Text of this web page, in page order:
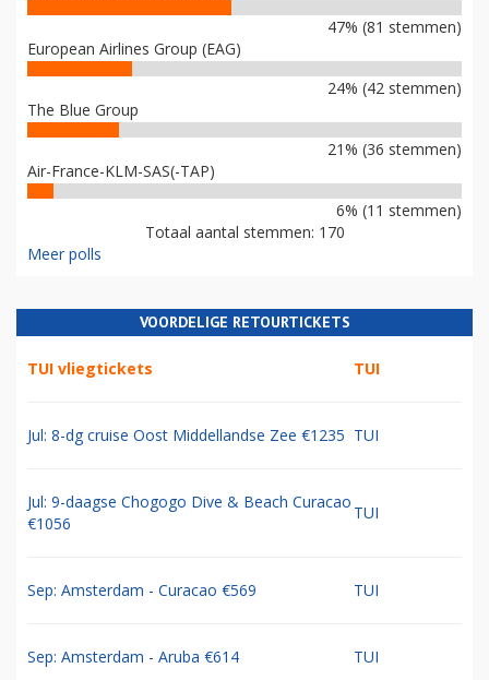
47% (81 stemmen)
European Airlines Group (EAG)
24% (42 stemmen)
The Blue Group
21% (36 stemmen)
Air-France-KLM-SAS(-TAP)
6% (11 stemmen)
Totaal aantal stemmen: 170
Meer polls
VOORDELIGE RETOURTICKETS
TUI vliegtickets TUI
Jul: 8-dg cruise Oost Middellandse Zee €1235 TUI
Jul: 9-daagse Chogogo Dive & Beach Curacao
€1056
TUI
Sep: Amsterdam - Curacao €569 TUI
Sep: Amsterdam - Aruba €614 TUI